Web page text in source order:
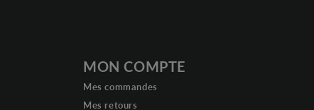
MON COMPTE
Mes commandes
Mes retours